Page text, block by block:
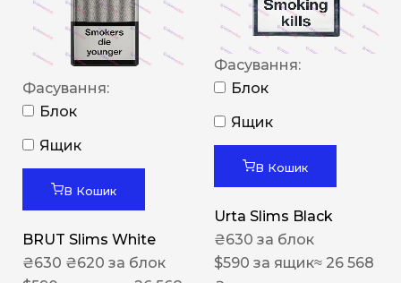
Фасування:
Блок
Ящик
В Кошик
BRUT Slims White
₴630 ₴620 за блок
Фасування:
Блок
Ящик
В Кошик
Urta Slims Black
₴630 за блок
$590 за ящик≈ 26 568